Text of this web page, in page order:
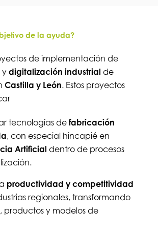
de la ayuda?
de implementación de
y digitalización industrial de
Castilla y León. Estos proyectos
tecnologías defabricación
, con especial hincapié en
Artificial dentro de procesos
productividad y competitividad
regionales, transformando
productos y modelos de